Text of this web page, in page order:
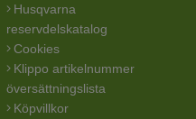
Husqvarna
reservdelskatalog
Cookies
Klippo artikelnummer
översättningslista
Köpvillkor